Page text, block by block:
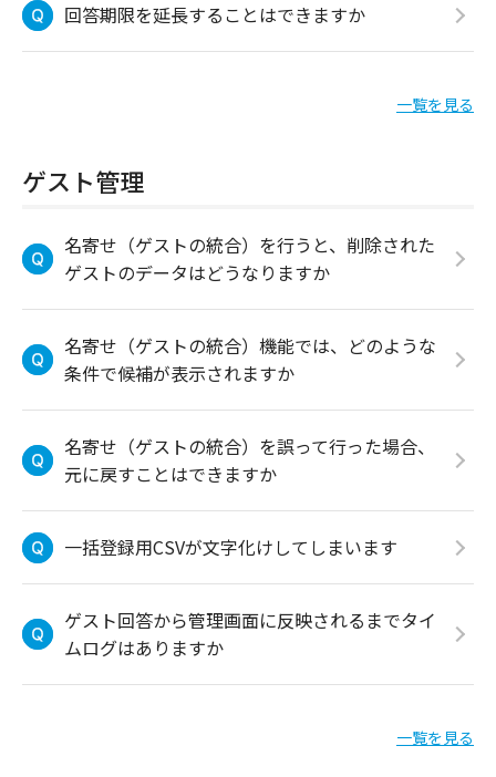
回答期限を延長することはできますか
一覧を見る
ゲスト管理
名寄せ（ゲストの統合）を行うと、削除された
ゲストのデータはどうなりますか
名寄せ（ゲストの統合）機能では、どのような
条件で候補が表示されますか
名寄せ（ゲストの統合）を誤って行った場合、
元に戻すことはできますか
一括登録用CSVが文字化けしてしまいます
ゲスト回答から管理画面に反映されるまでタイ
ムログはありますか
一覧を見る